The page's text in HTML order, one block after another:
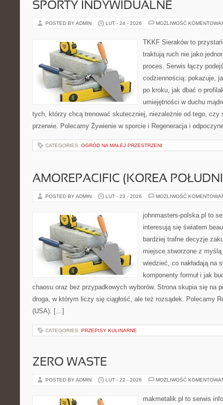
SPORTY INDYWIDUALNE
POSTED BY ADMIN LUT - 24 - 2026 MOŻLIWOŚĆ
TKKF Sieraków to
traktują ruch nie jako
proces. Serwis łączy
codziennością: pokazuje,
po kroku, jak dbać o
umiejętności w duchu
tych, którzy chcą trenować skuteczniej, niezależnie od tego, czy
przerwie. Polecamy Żywienie w sporcie i Regeneracja i
CATEGORIES: OGRÓD NA MAŁEJ PRZESTRZENI
AMOREPACIFIC (KOREA
POSTED BY ADMIN LUT - 23 - 2026 MOŻLIWOŚĆ
johnmasters-polska.pl to
interesują się światem
bardziej trafne decyzje
miejsce stworzone z
wiedzieć, co nakładają na
komponenty formuł i jak
chaosu oraz bez przypadkowych wyborów. Strona skupia się na
droga, w którym liczy się ciągłość, ale też rozsądek. Polecamy
(USA). […]
CATEGORIES: PRZEPISY KULINARNE
ZERO WASTE
POSTED BY ADMIN LUT - 22 - 2026 MOŻLIWOŚĆ
makmetalik.pl to serwis